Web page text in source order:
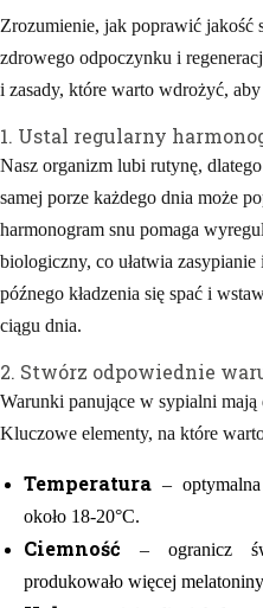
Zrozumienie, jak poprawić jakość
zdrowego odpoczynku i
i zasady, które warto wdrożyć, aby
1. Ustal regularny
Nasz organizm lubi rutynę,
samej porze każdego dnia może
harmonogram snu pomaga
biologiczny, co ułatwia
późnego kładzenia się spać i
ciągu dnia.
2. Stwórz odpowiednie
Warunki panujące w sypialni mają
Kluczowe elementy, na które
Temperatura –
około 18-20°C.
Ciemność – ogranicz
produkowało więcej